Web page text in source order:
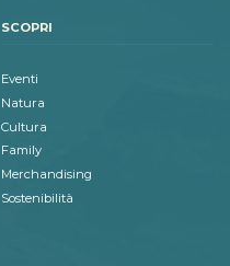
SCOPRI
Eventi
Natura
Cultura
Family
Merchandising
Sostenibilità